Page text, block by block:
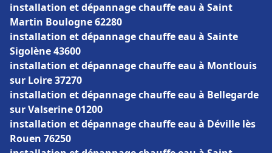
installation et dépannage chauffe eau à Saint
Martin Boulogne 62280
installation et dépannage chauffe eau à Sainte
Sigolène 43600
installation et dépannage chauffe eau à Montlouis
sur Loire 37270
installation et dépannage chauffe eau à Bellegarde
sur Valserine 01200
installation et dépannage chauffe eau à Déville lès
Rouen 76250